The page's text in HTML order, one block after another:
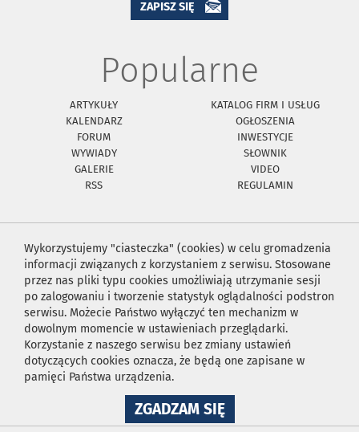
ZAPISZ SIĘ
Popularne
ARTYKUŁY
KATALOG FIRM I USŁUG
KALENDARZ
OGŁOSZENIA
FORUM
INWESTYCJE
WYWIADY
SŁOWNIK
GALERIE
VIDEO
RSS
REGULAMIN
Wykorzystujemy "ciasteczka" (cookies) w celu gromadzenia
informacji związanych z korzystaniem z serwisu. Stosowane
przez nas pliki typu cookies umożliwiają utrzymanie sesji
po zalogowaniu i tworzenie statystyk oglądalności podstron
serwisu. Możecie Państwo wyłączyć ten mechanizm w
dowolnym momencie w ustawieniach przeglądarki.
Korzystanie z naszego serwisu bez zmiany ustawień
dotyczących cookies oznacza, że będą one zapisane w
pamięci Państwa urządzenia.
ZGADZAM SIĘNA
WYKORZYSTANIE